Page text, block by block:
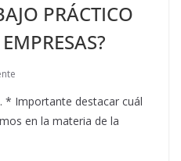
PRÁCTICO
* Importante destacar cuál
en la materia de la